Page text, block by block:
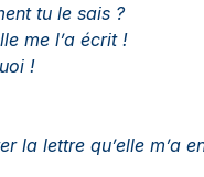
tu le sais ?
me l’a écrit !
!
la lettre qu’elle m’a